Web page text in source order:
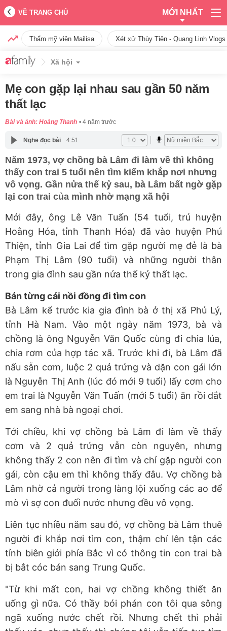
VỀ TRANG CHỦ MỚI NHẤT
Thẩm mỹ viện Mailisa Xét xử Thùy Tiên - Quang Linh
Xã hội
Mẹ con gặp lại nhau sau gần 50 năm
thất lạc
Bài và ảnh: Hoàng Thanh 4 năm trước
Nghe đọc bài 4:51
Năm 1973, vợ chồng bà Lâm đi làm về thì không
thấy con trai 5 tuổi nên tìm kiếm khắp nơi nhưng
vô vọng. Gần nửa thế kỷ sau, bà Lâm bất ngờ gặp
lại con trai của mình nhờ mạng xã hội
Mới đây, ông Lê Văn Tuấn (54 tuổi, trú huyện
Hoằng Hóa, tỉnh Thanh Hóa) đã vào huyện Phú
Thiện, tỉnh Gia Lai để tìm gặp người mẹ đẻ là bà
Phạm Thị Lâm (90 tuổi) và những người thân
trong gia đình sau gần nửa thế kỷ thất lạc.
Bán từng cái nồi đồng đi tìm con
Bà Lâm kể trước kia gia đình bà ở thị xã Phủ Lý,
tỉnh Hà Nam. Vào một ngày năm 1973, bà và
chồng là ông Nguyễn Văn Quốc cùng đi chia lúa,
chia rơm của hợp tác xã. Trước khi đi, bà Lâm đã
nấu sẵn cơm, luộc 2 quả trứng và dặn con gái lớn
là Nguyễn Thị Anh (lúc đó mới 9 tuổi) lấy cơm cho
em trai là Nguyễn Văn Tuấn (mới 5 tuổi) ăn rồi dắt
em sang nhà bà ngoại chơi.
Tới chiều, khi vợ chồng bà Lâm đi làm về thấy
cơm và 2 quả trứng vẫn còn nguyên, nhưng
không thấy 2 con nên đi tìm và chỉ gặp người con
gái, còn cậu em thì không thấy đâu. Vợ chồng bà
Lâm nhờ cả người trong làng lội xuống các ao để
mò vì sợ con đuối nước nhưng đều vô vọng.
Liên tục nhiều năm sau đó, vợ chồng bà Lâm thuê
người đi khắp nơi tìm con, thậm chí lên tận các
tỉnh biên giới phía Bắc vì có thông tin con trai bà
bị bắt cóc bán sang Trung Quốc.
"Từ khi mất con, hai vợ chồng không thiết ăn
uống gì nữa. Có thầy bói phán con tôi qua sông
ngã xuống nước chết rồi. Nhưng chết thì phải